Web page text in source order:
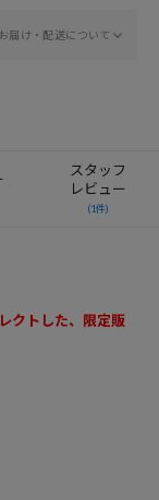
お届け・配送について
スタッフ
レビュー
(1件)
トした、限定販